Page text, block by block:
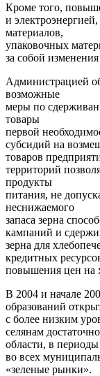
Кроме того,
и
материалов,
упаковочных
за собой
Администрацией
возможные
меры по
товары
первой
субсидий на
товаров
территорий
продукты
питания, не
неснижаемого
запаса зерна
кампаний и
зерна для
кредитных
повышения цен на
В 2004 и начале
образований
с более низким
селянам
области, в
во всех
«зеленые рынки».